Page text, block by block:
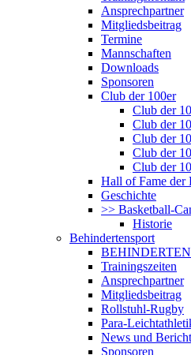
Ansprechpartner
Mitgliedsbeitrag
Termine
Mannschaften
Downloads
Sponsoren
Club der 100er
Club der
Club der
Club der
Club der
Club der
Hall of Fame der
Geschichte
>> Basketball-
Historie
Behindertensport
Trainingszeiten
Ansprechpartner
Mitgliedsbeitrag
Rollstuhl-Rugby
Para-
News und
Sponsoren